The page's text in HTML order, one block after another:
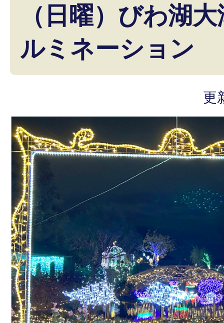
（日曜）びわ湖
ルミネーション
更